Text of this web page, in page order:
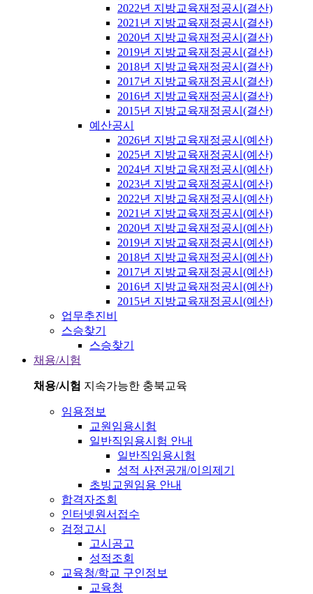
2022년 지방교육재정공시(결산)
2021년 지방교육재정공시(결산)
2020년 지방교육재정공시(결산)
2019년 지방교육재정공시(결산)
2018년 지방교육재정공시(결산)
2017년 지방교육재정공시(결산)
2016년 지방교육재정공시(결산)
2015년 지방교육재정공시(결산)
예산공시
2026년 지방교육재정공시(예산)
2025년 지방교육재정공시(예산)
2024년 지방교육재정공시(예산)
2023년 지방교육재정공시(예산)
2022년 지방교육재정공시(예산)
2021년 지방교육재정공시(예산)
2020년 지방교육재정공시(예산)
2019년 지방교육재정공시(예산)
2018년 지방교육재정공시(예산)
2017년 지방교육재정공시(예산)
2016년 지방교육재정공시(예산)
2015년 지방교육재정공시(예산)
업무추진비
스승찾기
스승찾기
채용/시험
채용/시험 지속가능한 충북교육
임용정보
교원임용시험
일반직임용시험 안내
일반직임용시험
성적 사전공개/이의제기
초빙교원임용 안내
합격자조회
인터넷원서접수
검정고시
고시공고
성적조회
교육청/학교 구인정보
교육청